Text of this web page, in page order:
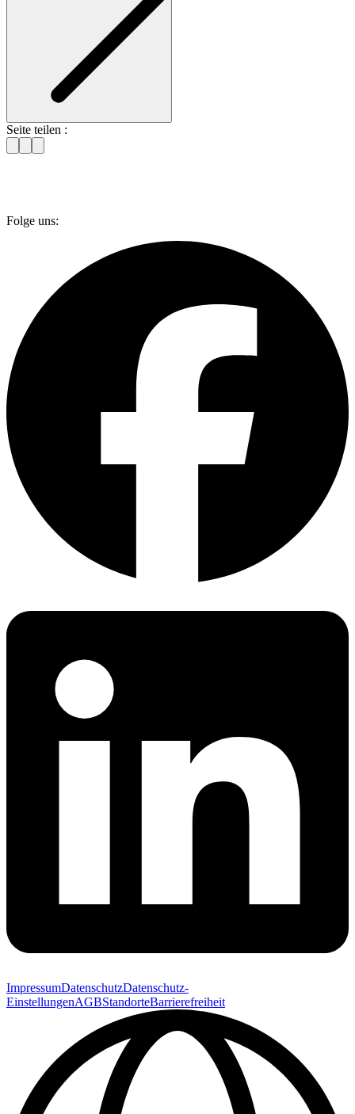
Seite teilen :
Folge uns:
ImpressumDatenschutzDatenschutz-
EinstellungenAGBStandorteBarrierefreiheit